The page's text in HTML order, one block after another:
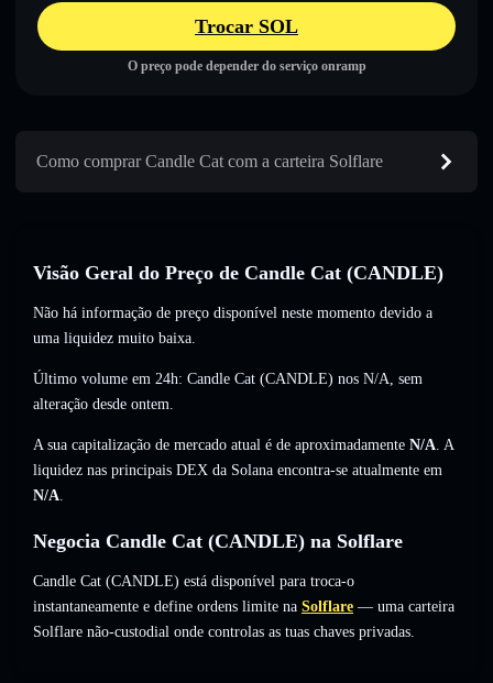
Trocar SOL
O preço pode depender do serviço onramp
Como comprar Candle Cat com a carteira Solflare
Visão Geral do Preço de Candle Cat (CANDLE)
Não há informação de preço disponível neste momento devido a
uma liquidez muito baixa.
Último volume em 24h: Candle Cat (CANDLE) nos N/A, sem
alteração desde ontem.
A sua capitalização de mercado atual é de aproximadamente N/A. A
liquidez nas principais DEX da Solana encontra-se atualmente em
N/A.
Negocia Candle Cat (CANDLE) na Solflare
Candle Cat (CANDLE) está disponível para troca-o
instantaneamente e define ordens limite na Solflare — uma carteira
Solflare não-custodial onde controlas as tuas chaves privadas.